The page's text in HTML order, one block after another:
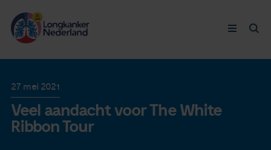
Longkanker
Leven met
27 mei 2021
Veel aandacht voor The White
Ribbon Tour